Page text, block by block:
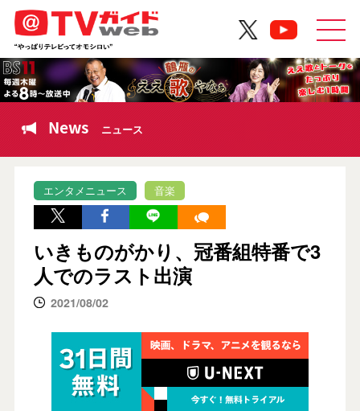
News ニュース
エンタメニュース 音楽
いきものがかり、冠番組特番で3
人でのラスト出演
2021/08/02